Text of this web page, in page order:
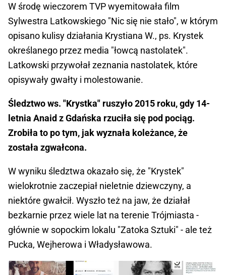
W środę wieczorem TVP wyemitowała film
Sylwestra Latkowskiego "Nic się nie stało", w którym
opisano kulisy działania Krystiana W., ps. Krystek
określanego przez media "łowcą nastolatek".
Latkowski przywołał zeznania nastolatek, które
opisywały gwałty i molestowanie.
Śledztwo ws. "Krystka" ruszyło 2015 roku, gdy 14-
letnia Anaid z Gdańska rzuciła się pod pociąg.
Zrobiła to po tym, jak wyznała koleżance, że
została zgwałcona.
W wyniku śledztwa okazało się, że "Krystek"
wielokrotnie zaczepiał nieletnie dziewczyny, a
niektóre gwałcił. Wyszło też na jaw, że działał
bezkarnie przez wiele lat na terenie Trójmiasta -
głównie w sopockim lokalu "Zatoka Sztuki" - ale też
Pucka, Wejherowa i Władysławowa.